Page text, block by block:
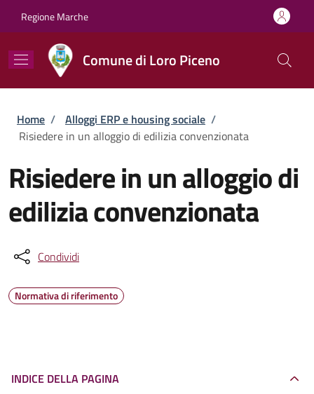
Regione Marche
Comune di Loro Piceno
Briciole di pane
Home / Alloggi ERP e housing sociale /
Risiedere in un alloggio di edilizia convenzionata
Risiedere in un alloggio di
edilizia convenzionata
Condividi
Normativa di riferimento
INDICE DELLA PAGINA